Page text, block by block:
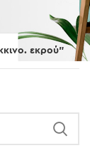
εκρού”